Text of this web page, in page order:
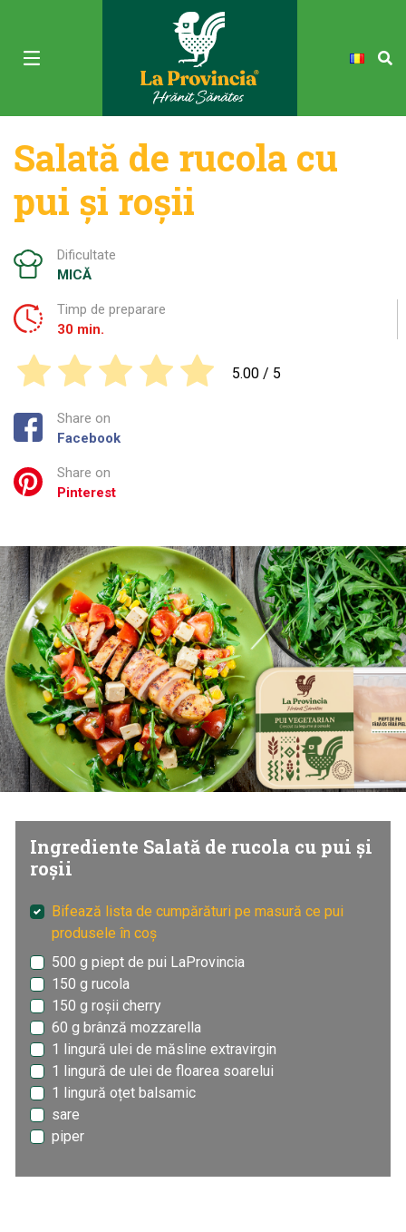
Salată de rucola cu
pui și roșii
Dificultate
MICĂ
Timp de preparare
30 min.
5.00 / 5
Share on
Facebook
Share on
Pinterest
Ingrediente Salată de rucola cu pui și
roșii
Bifează lista de cumpărături pe masură ce pui
produsele în coș
500 g piept de pui LaProvincia
150 g rucola
150 g roșii cherry
60 g brânză mozzarella
1 lingură ulei de măsline extravirgin
1 lingură de ulei de floarea soarelui
1 lingură oțet balsamic
sare
piper